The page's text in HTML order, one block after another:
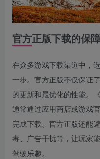
官方正版下载的保障
在众多游戏下载渠道中，
一步。官方正版不仅保证
的更新和最优化的性能。
通常通过应用商店或游戏
完成下载。官方正版还能
毒、广告干扰等，让玩家
驾驶乐趣。